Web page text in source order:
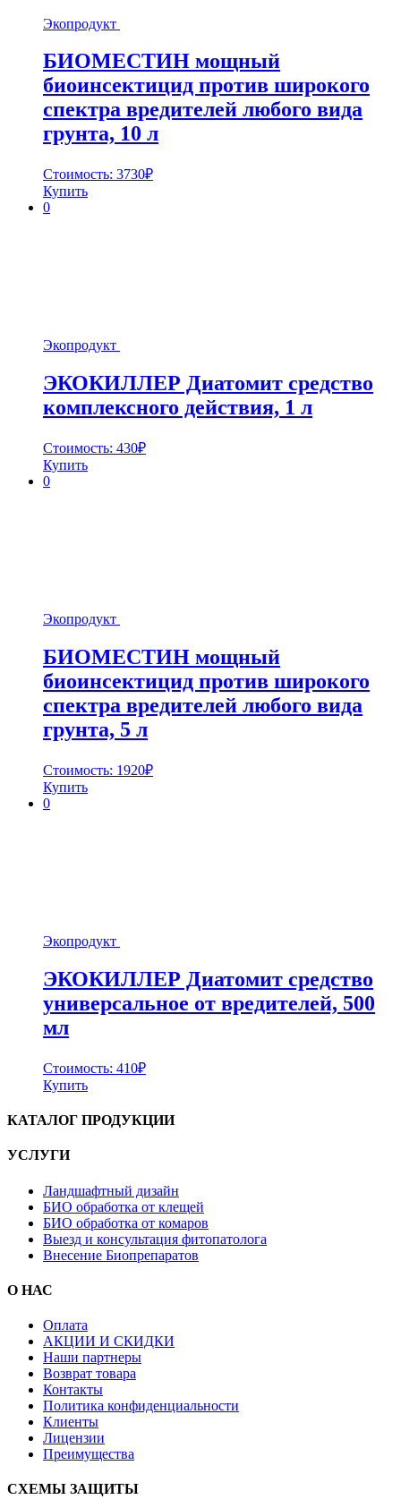
Экопродукт
БИОМЕСТИН мощный
биоинсектицид против широкого
спектра вредителей любого вида
грунта, 10 л
Стоимость: 3730₽
Купить
0
Экопродукт
ЭКОКИЛЛЕР Диатомит средство
комплексного действия, 1 л
Стоимость: 430₽
Купить
0
Экопродукт
БИОМЕСТИН мощный
биоинсектицид против широкого
спектра вредителей любого вида
грунта, 5 л
Стоимость: 1920₽
Купить
0
Экопродукт
ЭКОКИЛЛЕР Диатомит средство
универсальное от вредителей, 500
мл
Стоимость: 410₽
Купить
КАТАЛОГ ПРОДУКЦИИ
УСЛУГИ
Ландшафтный дизайн
БИО обработка от клещей
БИО обработка от комаров
Выезд и консультация фитопатолога
Внесение Биопрепаратов
О НАС
Оплата
АКЦИИ И СКИДКИ
Наши партнеры
Возврат товара
Контакты
Политика конфиденциальности
Клиенты
Лицензии
Преимущества
СХЕМЫ ЗАЩИТЫ